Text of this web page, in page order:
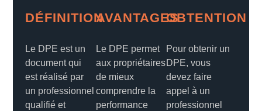
DÉFINITION
Le DPE est un
document qui
est réalisé par
un professionnel
qualifié et
AVANTAGES
Le DPE permet
aux propriétaires
de mieux
comprendre la
performance
OBTENTION
Pour obtenir un
DPE, vous
devez faire
appel à un
professionnel